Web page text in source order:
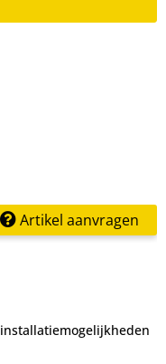
Artikel aanvragen